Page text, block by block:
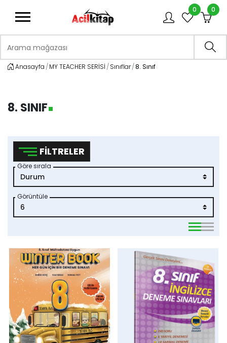
0 0
Anasayfa MY TEACHER SERİSİ Sınıflar 8. Sınıf
8. SINIF
FILTRELER
Göre sırala
Görüntüle